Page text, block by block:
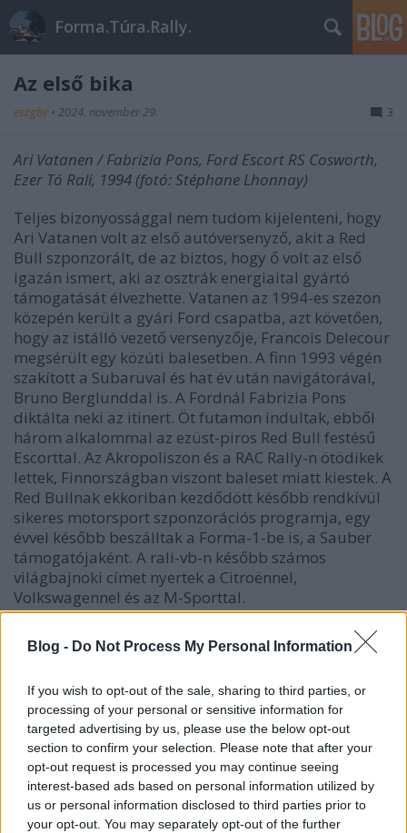
Blog - Do Not Process My Personal Information
If you wish to opt-out of the sale, sharing to third parties, or
processing of your personal or sensitive information for
targeted advertising by us, please use the below opt-out
section to confirm your selection. Please note that after your
opt-out request is processed you may continue seeing
interest-based ads based on personal information utilized by
us or personal information disclosed to third parties prior to
your opt-out. You may separately opt-out of the further
Forma.Túra.Rally.
Az első bika
eszgbr • 2024. november 29. 3
Ari Vatanen / Fabrizia Pons, Ford Escort RS Cosworth,
Ezer Tó Rali, 1994 (fotó: Stéphane Lhonnay)
Teljes bizonyossággal nem tudom kijelenteni, hogy
Ari Vatanen volt az első autóversenyző, akit a Red
Bull szponzorált, de az biztos, hogy ő volt az első
igazán ismert, aki az osztrák energiaital gyártó
támogatását élvezhette. Vatanen az 1994-es szezon
közepén került a gyári Ford csapatba, azt követően,
hogy az istálló vezető versenyzője, Francois Delecour
megsérült egy közúti balesetben. A finn 1993 végén
szakított a Subaruval és hat év után navigátorával,
Bruno Berglunddal is. A Fordnál Fabrizia Pons
diktálta neki az itinert. Öt futamon indultak, ebből
három alkalommal az ezüst-piros Red Bull festésű
Escorttal. Az Akropoliszon és a RAC Rally-n ötödikek
lettek, Finnországban viszont baleset miatt kiestek. A
Red Bullnak ekkoriban kezdődött később rendkívül
sikeres motorsport szponzorációs programja, egy
évvel később beszálltak a Forma-1-be is, a Sauber
támogatójaként. A rali-vb-n később számos
világbajnoki címet nyertek a Citroënnel,
Volkswagennel és az M-Sporttal.
Címkék:ari vatanen ford red bull wrc 1990s nap kepe ford
escort rs cosworth
Ajánlott bejegyzések: